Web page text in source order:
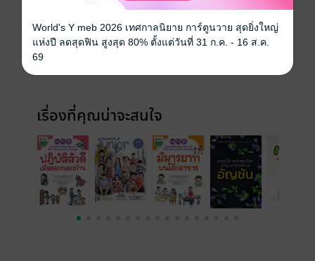
เรื่องที่คุณน่าจะสนใจ
World's Y meb 2026 เทศกาลนิยาย การ์ตูนวาย สุดยิ่งใหญ่
แห่งปี ลดสุดฟิน สูงสุด 80% ตั้งแต่วันที่ 31 ก.ค. - 16 ส.ค.
69